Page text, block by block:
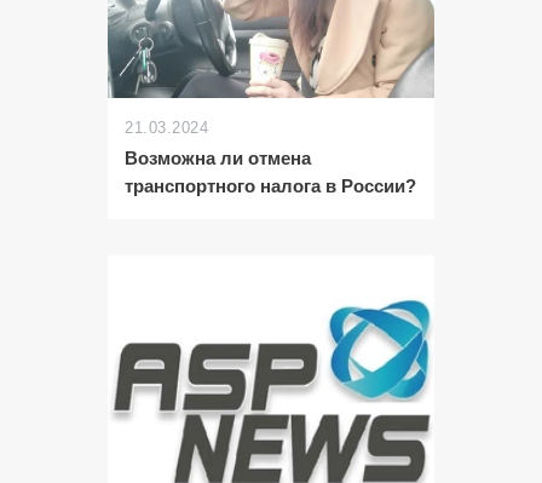
21.03.2024
Возможна ли отмена
транспортного налога в России?